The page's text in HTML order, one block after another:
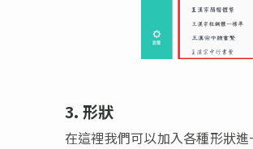
3. 形狀
在這裡我們可以加入各種形狀